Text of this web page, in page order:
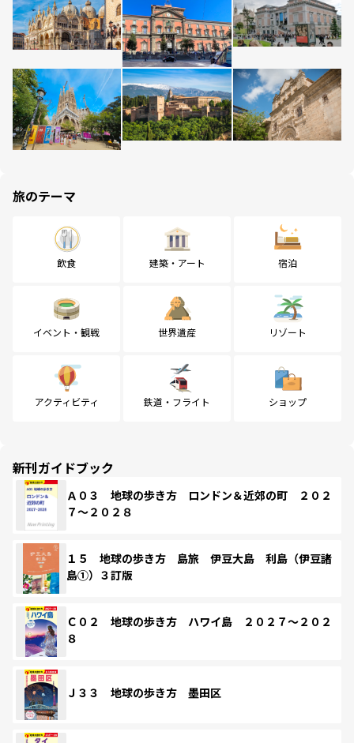
旅のテーマ
飲食 建築・アート 宿泊
イベント・観戦 世界遺産 リゾート
アクティビティ 鉄道・フライト ショップ
新刊ガイドブック
Ａ０３ 地球の歩き方 ロンドン＆近郊の町 ２０２
７～２０２８
１５ 地球の歩き方 島旅 伊豆大島 利島（伊豆諸
島①）３訂版
Ｃ０２ 地球の歩き方 ハワイ島 ２０２７～２０２
８
Ｊ３３ 地球の歩き方 墨田区